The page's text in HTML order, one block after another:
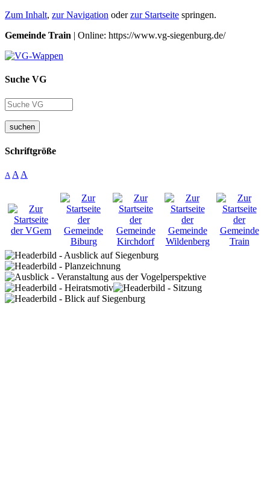
Zum Inhalt, zur Navigation oderzur Startseite springen.
Gemeinde Train | Online: https://www.vg-siegenburg.de/
Suche VG
suchen
Schriftgröße
A A A